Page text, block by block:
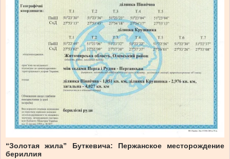
“Золотая жила” Буткевича: Пержанское месторождение
бериллия